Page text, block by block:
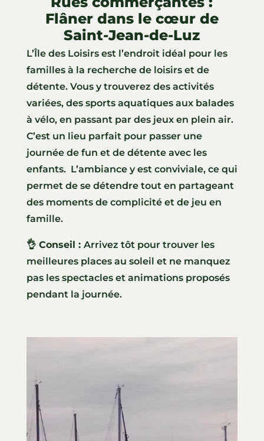
Flâner dans le cœur de
Saint-Jean-de-Luz
L’Île des Loisirs est l’endroit idéal pour les
familles à la recherche de loisirs et de
détente. Vous y trouverez des activités
variées, des sports aquatiques aux balades
à vélo, en passant par des jeux en plein air.
C’est un lieu parfait pour passer une
journée de fun et de détente avec les
enfants. L’ambiance y est conviviale, ce qui
permet de se détendre tout en partageant
des moments de complicité et de jeu en
famille.
👌 Conseil : Arrivez tôt pour trouver les
meilleures places au soleil et ne manquez
pas les spectacles et animations proposés
pendant la journée.